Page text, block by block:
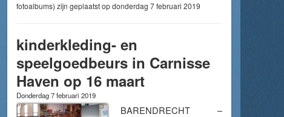
fotoalbums) zijn geplaatst op donderdag 7 februari 2019
kinderkleding- en
speelgoedbeurs in Carnisse
Haven op 16 maart
Donderdag 7 februari 2019
BARENDRECHT –